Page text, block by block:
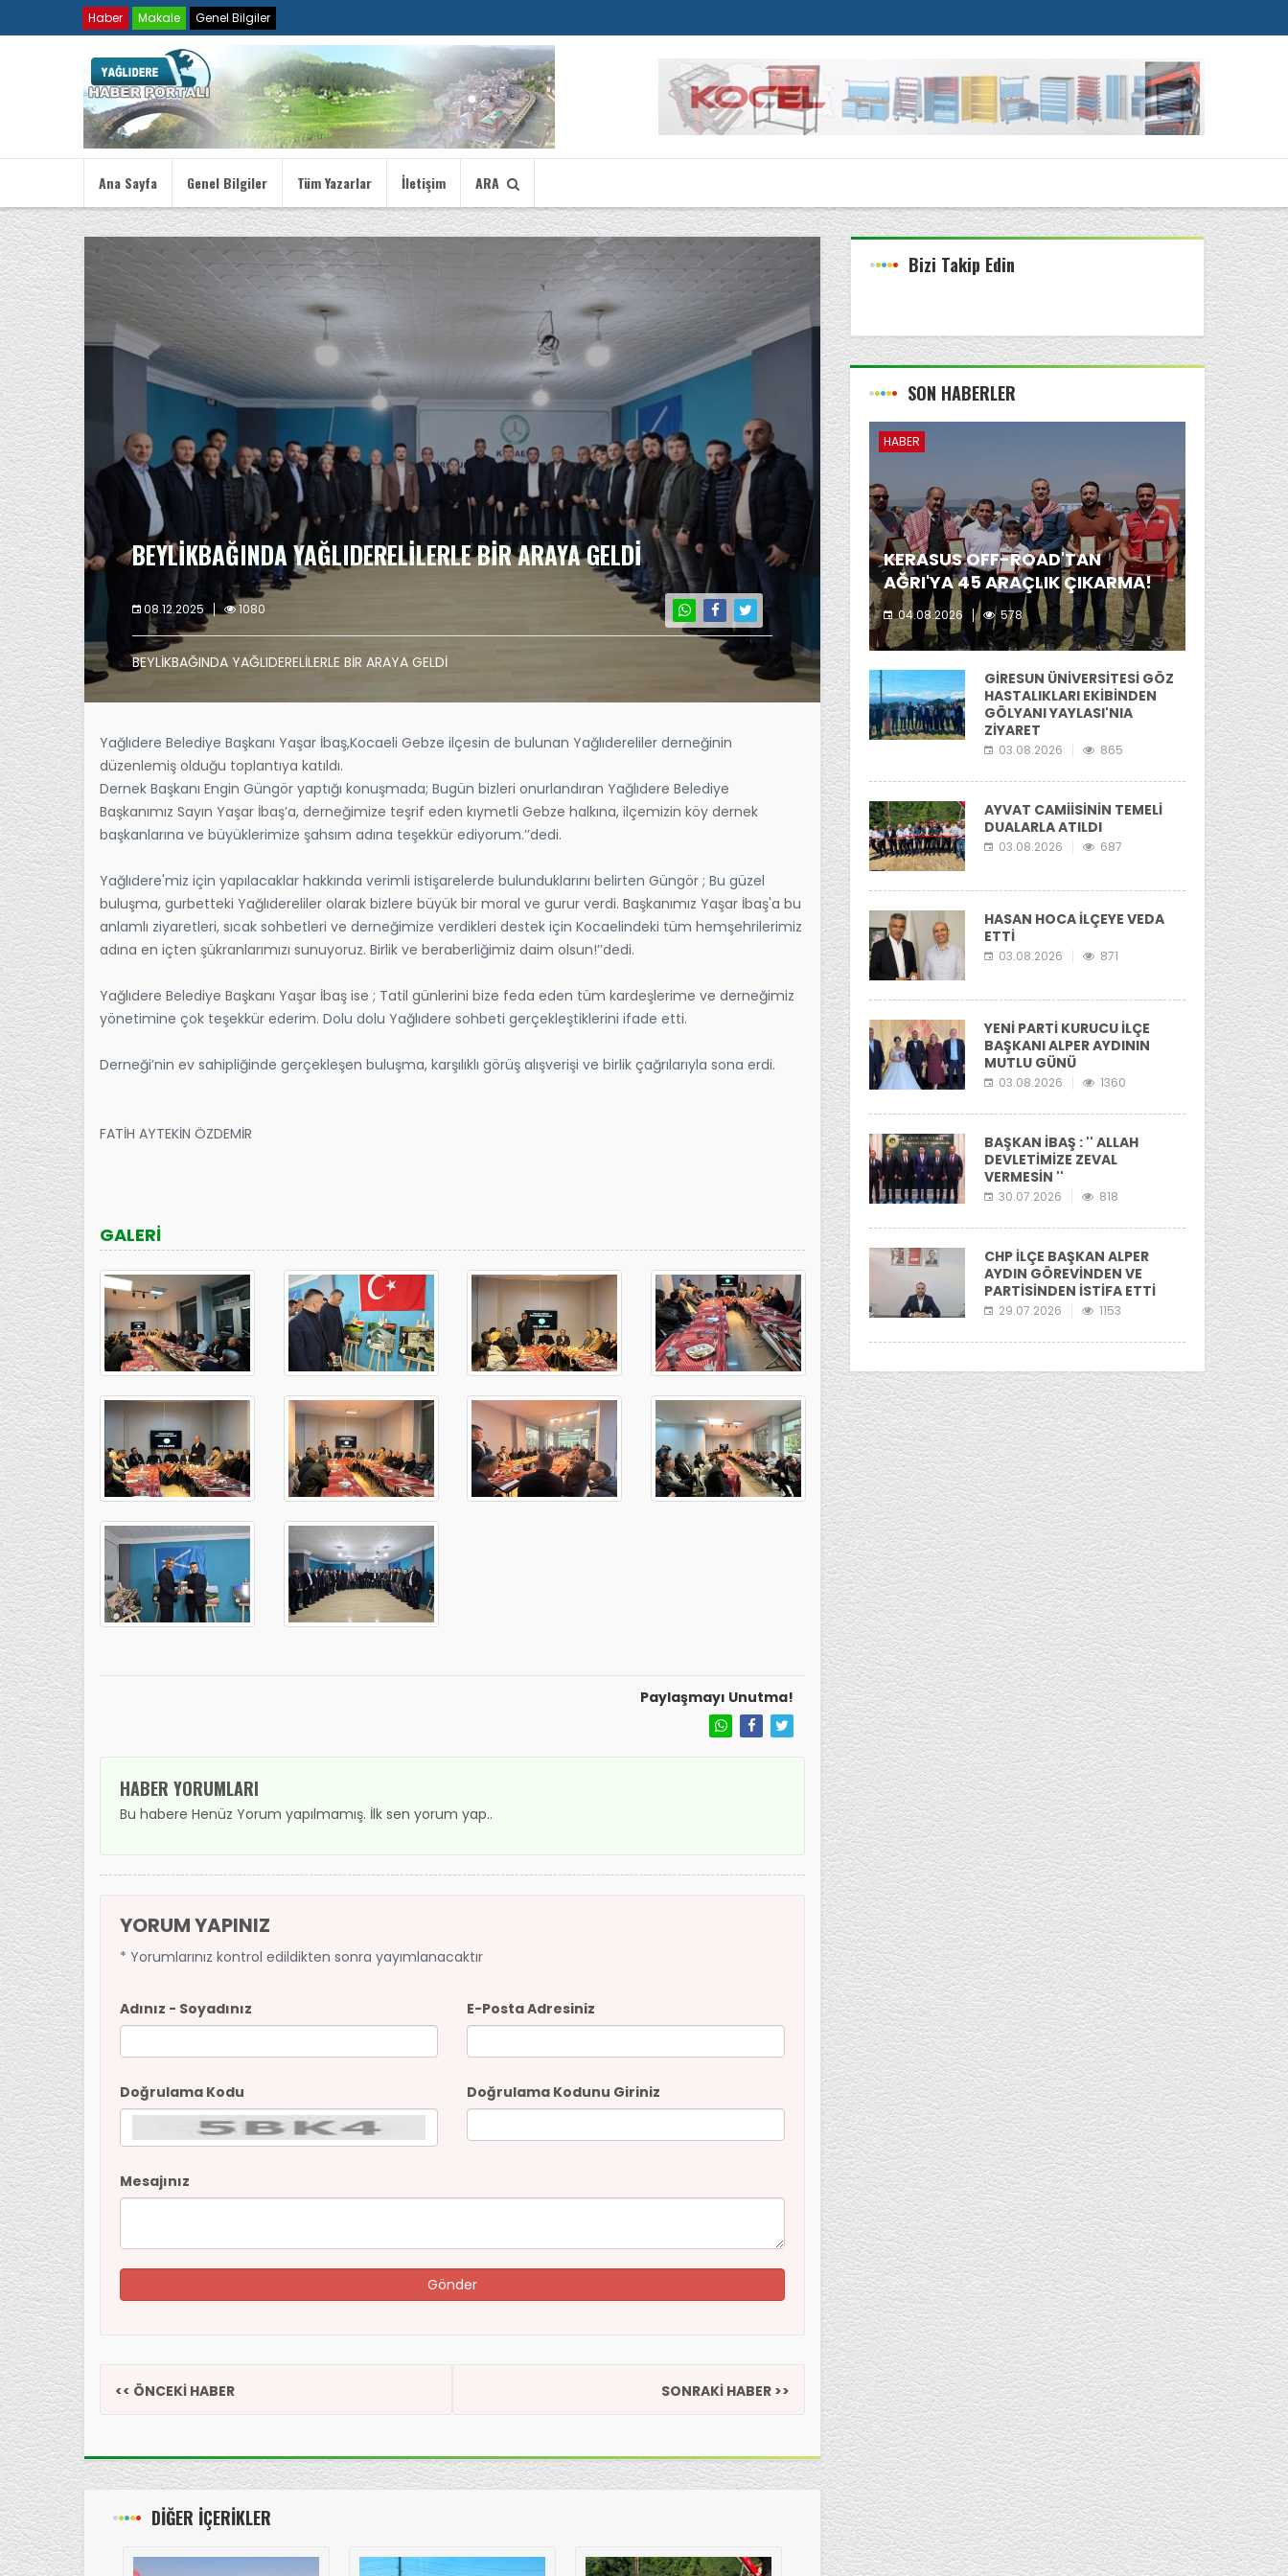
Haber Makale Genel Bilgiler
Ana Sayfa Genel Bilgiler Tüm Yazarlar İletişim ARA
BEYLİKBAĞINDA YAĞLIDERELİLERLE BİR ARAYA GELDİ
08.12.2025 1080
BEYLİKBAĞINDA YAĞLIDERELİLERLE BİR ARAYA GELDİ
Yağlıdere Belediye Başkanı Yaşar İbaş,Kocaeli Gebze ilçesin de bulunan Yağlıdereliler derneğinin
düzenlemiş olduğu toplantıya katıldı.
Dernek Başkanı Engin Güngör yaptığı konuşmada; Bugün bizleri onurlandıran Yağlıdere Belediye
Başkanımız Sayın Yaşar İbaş’a, derneğimize teşrif eden kıymetli Gebze halkına, ilçemizin köy dernek
başkanlarına ve büyüklerimize şahsım adına teşekkür ediyorum.’’dedi.
Yağlıdere'miz için yapılacaklar hakkında verimli istişarelerde bulunduklarını belirten Güngör ; Bu güzel
buluşma, gurbetteki Yağlıdereliler olarak bizlere büyük bir moral ve gurur verdi. Başkanımız Yaşar İbaş'a bu
anlamlı ziyaretleri, sıcak sohbetleri ve derneğimize verdikleri destek için Kocaelindeki tüm hemşehrilerimiz
adına en içten şükranlarımızı sunuyoruz. Birlik ve beraberliğimiz daim olsun!’’dedi.
Yağlıdere Belediye Başkanı Yaşar İbaş ise ; Tatil günlerini bize feda eden tüm kardeşlerime ve derneğimiz
yönetimine çok teşekkür ederim. Dolu dolu Yağlıdere sohbeti gerçekleştiklerini ifade etti.
Derneği’nin ev sahipliğinde gerçekleşen buluşma, karşılıklı görüş alışverişi ve birlik çağrılarıyla sona erdi.
FATİH AYTEKİN ÖZDEMİR
GALERİ
Paylaşmayı Unutma!
HABER YORUMLARI
Bu habere Henüz Yorum yapılmamış. İlk sen yorum yap..
YORUM YAPINIZ
* Yorumlarınız kontrol edildikten sonra yayımlanacaktır
Adınız - Soyadınız E-Posta Adresiniz
Doğrulama Kodu Doğrulama Kodunu Giriniz
Mesajınız
<< ÖNCEKİ HABER SONRAKİ HABER >>
DİĞER İÇERİKLER
Bizi Takip Edin
SON HABERLER
HABER
KERASUS OFF-ROAD'TAN
AĞRI'YA 45 ARAÇLIK ÇIKARMA!
04.08.2026 578
Kerasus Off-Road ekibi yer aldı.
GİRESUN ÜNİVERSİTESİ GÖZ
HASTALIKLARI EKİBİNDEN
GÖLYANI YAYLASI'NIA
ZİYARET
03.08.2026 865
AYVAT CAMİİSİNİN TEMELİ
DUALARLA ATILDI
03.08.2026 687
HASAN HOCA İLÇEYE VEDA
ETTİ
03.08.2026 871
YENİ PARTİ KURUCU İLÇE
BAŞKANI ALPER AYDININ
MUTLU GÜNÜ
03.08.2026 1360
BAŞKAN İBAŞ : '' ALLAH
DEVLETİMİZE ZEVAL
VERMESİN ''
30.07.2026 818
CHP İLÇE BAŞKAN ALPER
AYDIN GÖREVİNDEN VE
PARTİSİNDEN İSTİFA ETTİ
29.07.2026 1153